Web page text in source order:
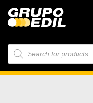
Búsqueda
de
productos